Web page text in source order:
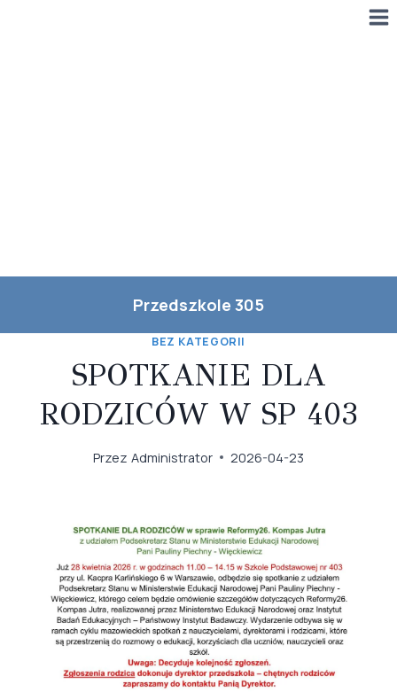
Przedszkole 305
BEZ KATEGORII
SPOTKANIE DLA
RODZICÓW W SP 403
Przez Administrator 2026-04-23